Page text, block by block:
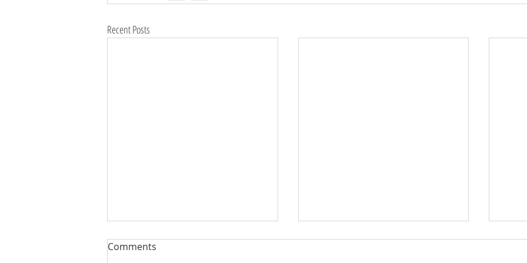
Recent Posts
Comments